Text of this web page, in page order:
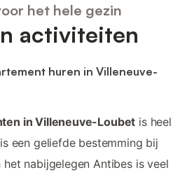
het hele gezin
activiteiten
huren in Villeneuve-
in Villeneuve-Loubet is heel
een geliefde bestemming bij
nabijgelegen Antibes is veel